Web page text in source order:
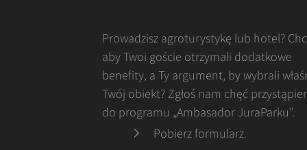
Prowadzisz agroturystykę lub hotel?
aby Twoi goście otrzymali dodatkowe
benefity, a Ty argument, by wybrali
Twój obiekt? Zgłoś nam chęć
do programu „Ambasador JuraParku”.
Pobierz formularz.